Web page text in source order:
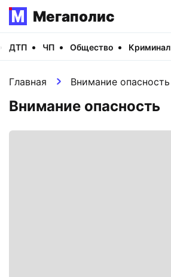
Мегаполис
ДТП ЧП Общество Криминал
Главная Внимание опасность
Внимание опасность